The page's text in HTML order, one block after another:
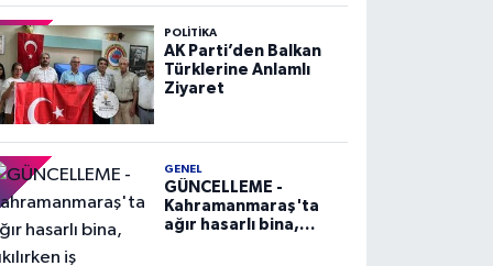
POLITIKA
AK Parti’den Balkan
Türklerine Anlamlı
Ziyaret
GENEL
GÜNCELLEME -
Kahramanmaraş'ta
ağır hasarlı bina,